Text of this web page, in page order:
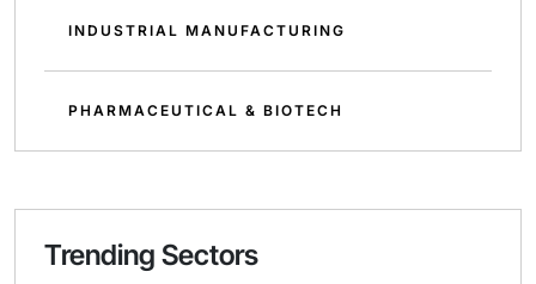
INDUSTRIAL MANUFACTURING
PHARMACEUTICAL & BIOTECH
Trending Sectors